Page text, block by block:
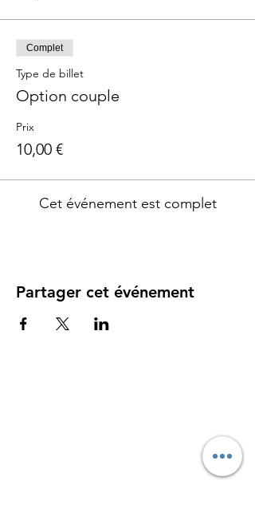
Complet
Type de billet
Option couple
Prix
10,00 €
Cet événement est complet
Partager cet événement